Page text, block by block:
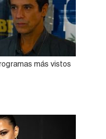
más vistos